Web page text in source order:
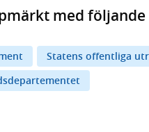
med följande
Statens offentliga